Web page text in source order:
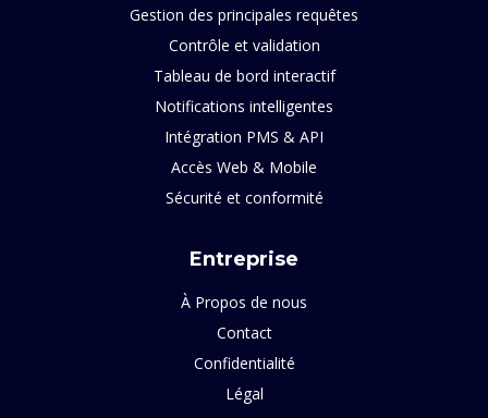
Gestion des principales requêtes
Contrôle et validation
Tableau de bord interactif
Notifications intelligentes
Intégration PMS & API
Accès Web & Mobile
Sécurité et conformité
Entreprise
À Propos de nous
Contact
Confidentialité
Légal